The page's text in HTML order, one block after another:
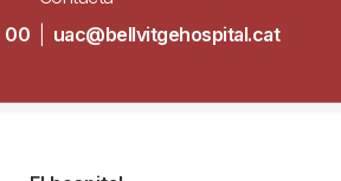
00
uac@bellvitgehospital.cat